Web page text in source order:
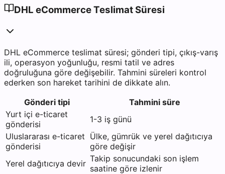
DHL eCommerce Teslimat Süresi
DHL eCommerce teslimat süresi; gönderi tipi, çıkış-varış
ili, operasyon yoğunluğu, resmi tatil ve adres
doğruluğuna göre değişebilir. Tahmini süreleri kontrol
ederken son hareket tarihini de dikkate alın.
Gönderi tipi
Tahmini süre
Yurt içi e-ticaret
gönderisi
1-3 iş günü
Uluslararası e-ticaret
gönderisi
Ülke, gümrük ve yerel dağıtıcıya
göre değişir
Yerel dağıtıcıya devir Takip sonucundaki son işlem
saatine göre izlenir